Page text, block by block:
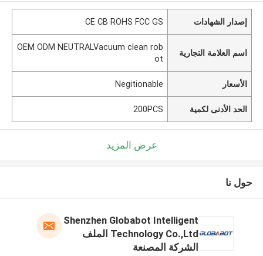
إصدار الشهادات CE CB ROHS FCC GS
اسم العلامة التجارية
OEM ODM NEUTRALVacuum clean rob
ot
الأسعار Negitionable
الحد الأدنى لكمية 200PCS
عرض المزيد
حول نا
Shenzhen Globabot Intelligent
Technology Co.,Ltd الملف
الشركة المصنعة